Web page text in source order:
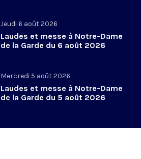
Jeudi 6 août 2026
Laudes et messe à Notre-Dame
de la Garde du 6 août 2026
Mercredi 5 août 2026
Laudes et messe à Notre-Dame
de la Garde du 5 août 2026